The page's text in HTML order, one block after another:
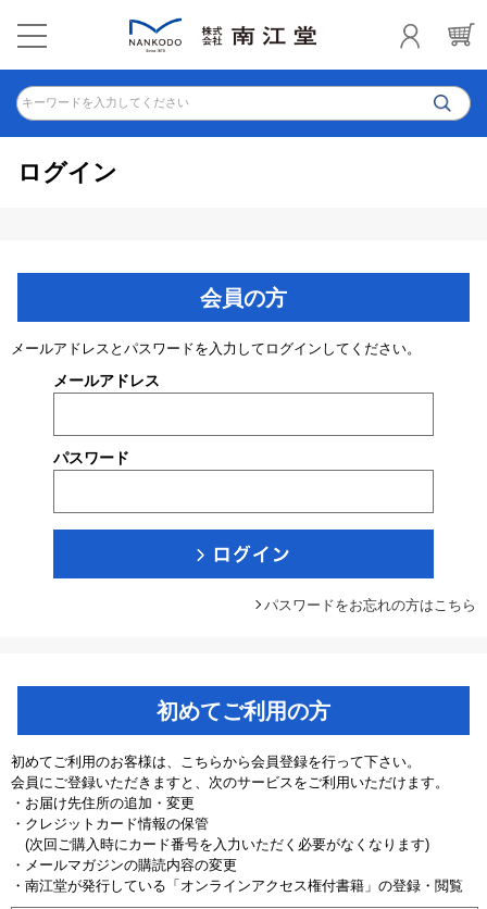
キーワードを入力してください
ログイン
会員の方
メールアドレスとパスワードを入力してログインしてください。
メールアドレス
パスワード
パスワードをお忘れの方はこちら
初めてご利用の方
初めてご利用のお客様は、こちらから会員登録を行って下さい。
会員にご登録いただきますと、次のサービスをご利用いただけます。
・お届け先住所の追加・変更
・クレジットカード情報の保管
(次回ご購入時にカード番号を入力いただく必要がなくなります)
・メールマガジンの購読内容の変更
・南江堂が発行している「オンラインアクセス権付書籍」の登録・閲覧